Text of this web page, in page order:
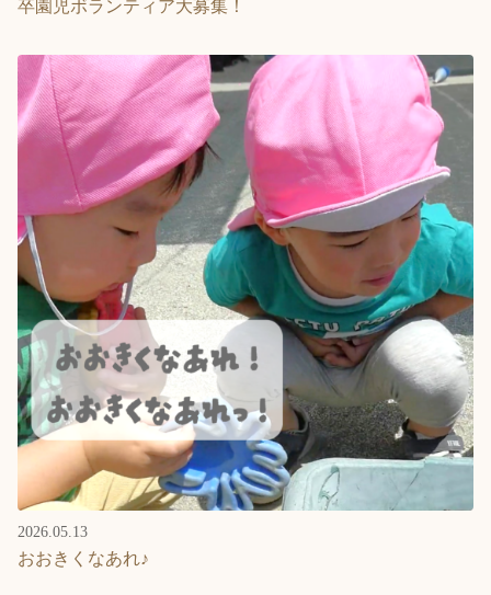
卒園児ボランティア大募集！
2026.05.13
おおきくなあれ♪